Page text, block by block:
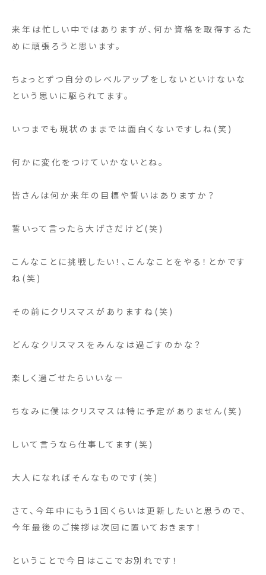
来年は忙しい中ではありますが、何か資格を取得するた
めに頑張ろうと思います。
ちょっとずつ自分のレベルアップをしないといけないな
という思いに駆られてます。
いつまでも現状のままでは面白くないですしね(笑)
何かに変化をつけていかないとね。
皆さんは何か来年の目標や誓いはありますか？
誓いって言ったら大げさだけど(笑)
こんなことに挑戦したい！、こんなことをやる！とかです
ね(笑)
その前にクリスマスがありますね(笑)
どんなクリスマスをみんなは過ごすのかな？
楽しく過ごせたらいいなー
ちなみに僕はクリスマスは特に予定がありません(笑)
しいて言うなら仕事してます(笑)
大人になればそんなものです(笑)
さて、今年中にもう1回くらいは更新したいと思うので、
今年最後のご挨拶は次回に置いておきます！
ということで今日はここでお別れです！